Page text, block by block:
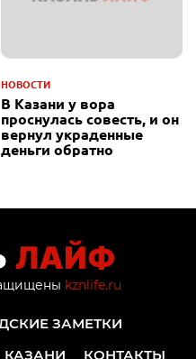
НОВОСТИ
В Казани у вора
проснулась совесть, и он
вернул украденные
деньги обратно
kznlife.ru
ЗАМЕТКИ
КОНТАКТЫ